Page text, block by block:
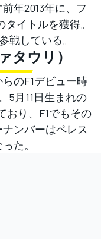
年2013年に、フ
イトルを獲得。
戦している。
タウリ）
のF1デビュー時
5月11日生まれの
おり、F1でもその
ンバーはペレス
た。